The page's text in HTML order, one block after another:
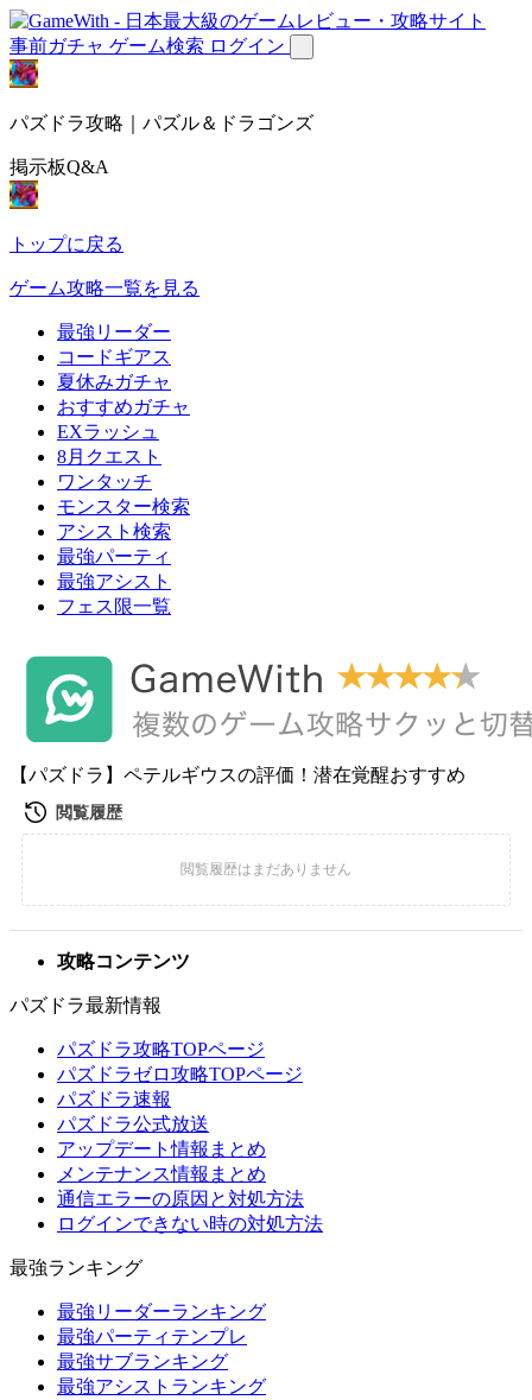
事前ガチャ ゲーム検索 ログイン
パズドラ攻略｜パズル＆ドラゴンズ
掲示板Q&A
トップに戻る
ゲーム攻略一覧を見る
最強リーダー
コードギアス
夏休みガチャ
おすすめガチャ
EXラッシュ
8月クエスト
ワンタッチ
モンスター検索
アシスト検索
最強パーティ
最強アシスト
フェス限一覧
【パズドラ】ペテルギウスの評価！潜在覚醒おすすめ
攻略コンテンツ
パズドラ最新情報
パズドラ攻略TOPページ
パズドラゼロ攻略TOPページ
パズドラ速報
パズドラ公式放送
アップデート情報まとめ
メンテナンス情報まとめ
通信エラーの原因と対処方法
ログインできない時の対処方法
最強ランキング
最強リーダーランキング
最強パーティテンプレ
最強サブランキング
最強アシストランキング